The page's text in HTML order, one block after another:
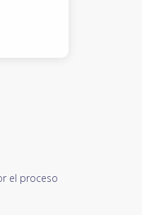
el proceso